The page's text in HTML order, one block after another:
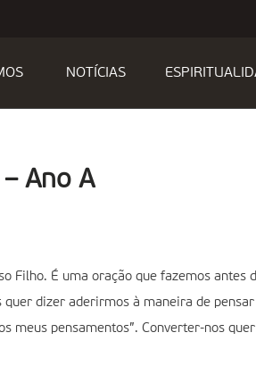
NOTÍCIAS
Ano A
Filho. É uma oração que fazemos
dizer aderirmos à maneira de
meus pensamentos”. Converter-nos